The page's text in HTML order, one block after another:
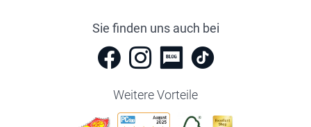
Sie finden uns auch bei
Weitere Vorteile